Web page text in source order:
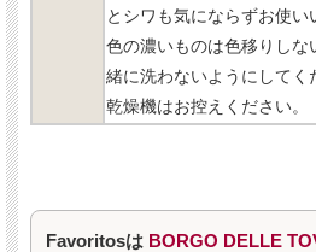
とシワも気にならずお使い
色の濃いものは色移りし
緒に洗わないようにしてく
乾燥機はお控えください。
Favoritosは BORGO DELLE